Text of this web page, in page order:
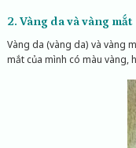
2. Vàng da và vàng mắt
Vàng da (vàng da) và vàng
mắt của mình có màu vàng,